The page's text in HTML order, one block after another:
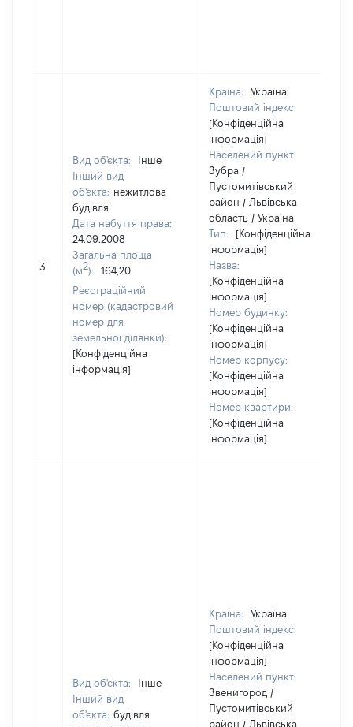
3
Вид об'єкта:
Інше
Інший вид
об'єкта: нежитлова
будівля
Дата набуття права:
24.09.2008
Загальна площа
(м2):
164,20
Реєстраційний
номер (кадастровий
номер для
земельної ділянки):
[Конфіденційна
інформація]
Країна:
Україна
Поштовий індекс:
[Конфіденційна
інформація]
Населений пункт:
Зубра /
Пустомитівський
район / Львівська
область / Україна
Тип:
[Конфіденційна
інформація]
Назва:
[Конфіденційна
інформація]
Номер будинку:
[Конфіденційна
інформація]
Номер корпусу:
[Конфіденційна
інформація]
Номер квартири:
[Конфіденційна
інформація]
Вид об'єкта:
Інше
Інший вид
об'єкта: будівля
Країна:
Україна
Поштовий індекс:
[Конфіденційна
інформація]
Населений пункт:
Звенигород /
Пустомитівський
район / Львівська